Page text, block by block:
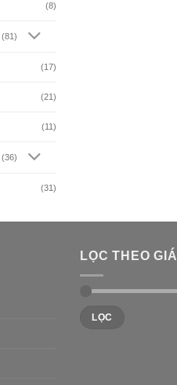
(8)
(81)
(17)
(21)
(11)
(36)
(31)
LỌC THEO GIÁ
LỌC